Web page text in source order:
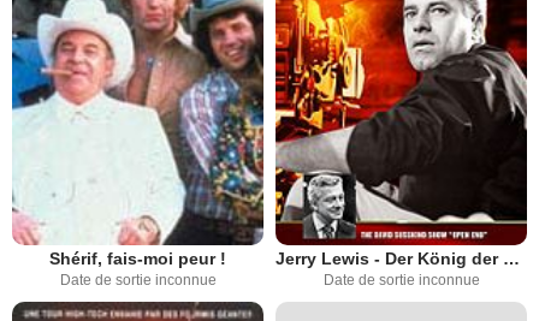
Shérif, fais-moi peur !
Date de sortie inconnue
Jerry Lewis - Der König der Komödianten
Date de sortie inconnue